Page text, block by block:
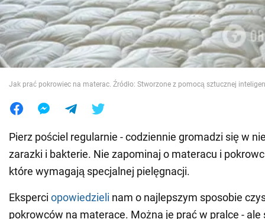
Wojna na Ukrainie
Świat
Jedzenie
Jak prać pokrowiec na materac. Źródło: Stworzone z pomocą sztucznej
Pierz pościel regularnie - codziennie gromadzi się w
zarazki i bakterie. Nie zapominaj o materacu i
które wymagają specjalnej pielęgnacji.
Eksperci opowiedzieli nam o najlepszym sposobie
pokrowców na materace. Można je prać w pralce - ale